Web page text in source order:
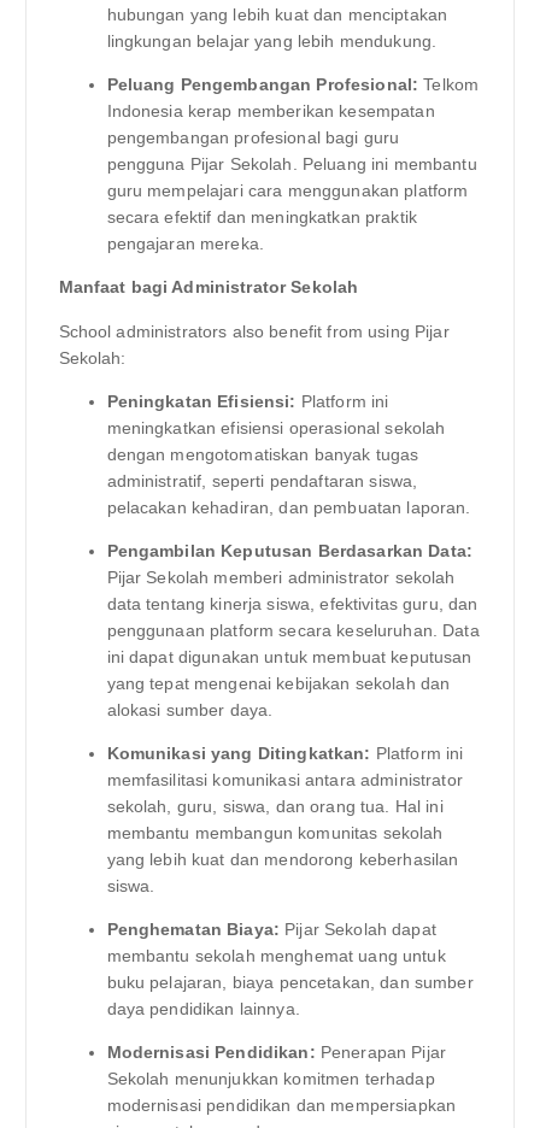
hubungan yang lebih kuat dan menciptakan
lingkungan belajar yang lebih mendukung.
Peluang Pengembangan Profesional: Telkom
Indonesia kerap memberikan kesempatan
pengembangan profesional bagi guru
pengguna Pijar Sekolah. Peluang ini membantu
guru mempelajari cara menggunakan platform
secara efektif dan meningkatkan praktik
pengajaran mereka.
Manfaat bagi Administrator Sekolah
School administrators also benefit from using Pijar
Sekolah:
Peningkatan Efisiensi: Platform ini
meningkatkan efisiensi operasional sekolah
dengan mengotomatiskan banyak tugas
administratif, seperti pendaftaran siswa,
pelacakan kehadiran, dan pembuatan laporan.
Pengambilan Keputusan Berdasarkan Data:
Pijar Sekolah memberi administrator sekolah
data tentang kinerja siswa, efektivitas guru, dan
penggunaan platform secara keseluruhan. Data
ini dapat digunakan untuk membuat keputusan
yang tepat mengenai kebijakan sekolah dan
alokasi sumber daya.
Komunikasi yang Ditingkatkan: Platform ini
memfasilitasi komunikasi antara administrator
sekolah, guru, siswa, dan orang tua. Hal ini
membantu membangun komunitas sekolah
yang lebih kuat dan mendorong keberhasilan
siswa.
Penghematan Biaya: Pijar Sekolah dapat
membantu sekolah menghemat uang untuk
buku pelajaran, biaya pencetakan, dan sumber
daya pendidikan lainnya.
Modernisasi Pendidikan: Penerapan Pijar
Sekolah menunjukkan komitmen terhadap
modernisasi pendidikan dan mempersiapkan